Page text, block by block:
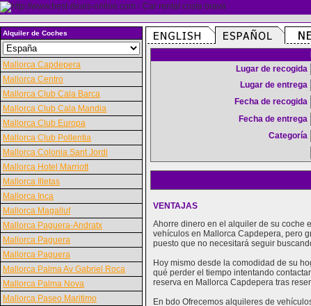
Alquiler de Coches
Mallorca Capdepera
Mallorca Centro
Mallorca Club Cala Barca
Mallorca Club Cala Mandia
Mallorca Club Europa
Mallorca Club Pollentia
Mallorca Colonia Sant Jordi
Mallorca Hotel Marriott
Mallorca Illetas
Mallorca Inca
Mallorca Magalluf
Mallorca Paguera-Andratx
Mallorca Paguera
Mallorca Paguera
Mallorca Palma Av Gabriel Roca
Mallorca Palma Nova
Mallorca Paseo Maritimo
Lugar de recogida
Lugar de entrega
Fecha de recogida
Fecha de entrega
Categoría
VENTAJAS
Ahorre dinero en el alquiler de su coche
vehículos en Mallorca Capdepera, pero
puesto que no necesitará seguir
Hoy mismo desde la comodidad de su
qué perder el tiempo intentando
reserva en Mallorca Capdepera tras
En bdo Ofrecemos alquileres de